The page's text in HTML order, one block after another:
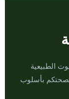
الطبيعية
بأسلوب